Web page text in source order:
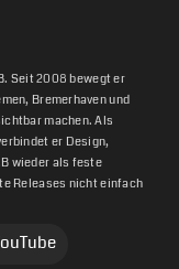
Seit 2008 bewegt er
Bremerhaven und
machen. Als
er Design,
wieder als feste
Releases nicht einfach